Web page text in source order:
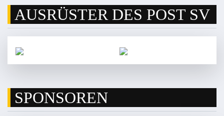
AUSRÜSTER DES POST SV
SPONSOREN